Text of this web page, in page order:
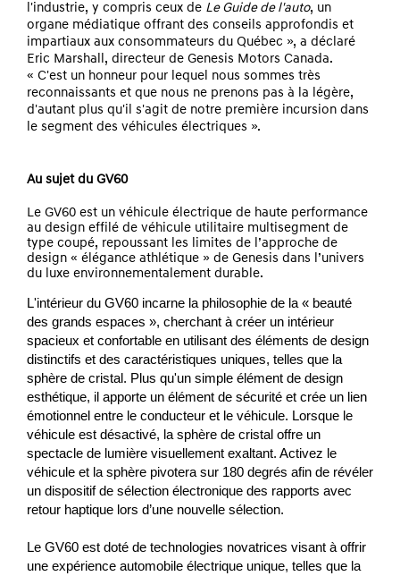
l'industrie, y compris ceux de Le Guide de l'auto, un
organe médiatique offrant des conseils approfondis et
impartiaux aux consommateurs du Québec », a déclaré
Eric Marshall, directeur de Genesis Motors Canada.
« C'est un honneur pour lequel nous sommes très
reconnaissants et que nous ne prenons pas à la légère,
d'autant plus qu'il s'agit de notre première incursion dans
le segment des véhicules électriques ».
Au sujet du GV60
Le GV60 est un véhicule électrique de haute performance
au design effilé de véhicule utilitaire multisegment de
type coupé, repoussant les limites de l’approche de
design « élégance athlétique » de Genesis dans l’univers
du luxe environnementalement durable.
L'intérieur du GV60 incarne la philosophie de la « beauté
des grands espaces », cherchant à créer un intérieur
spacieux et confortable en utilisant des éléments de design
distinctifs et des caractéristiques uniques, telles que la
sphère de cristal. Plus qu'un simple élément de design
esthétique, il apporte un élément de sécurité et crée un lien
émotionnel entre le conducteur et le véhicule. Lorsque le
véhicule est désactivé, la sphère de cristal offre un
spectacle de lumière visuellement exaltant. Activez le
véhicule et la sphère pivotera sur 180 degrés afin de révéler
un dispositif de sélection électronique des rapports avec
retour haptique lors d’une nouvelle sélection.
Le GV60 est doté de technologies novatrices visant à offrir
une expérience automobile électrique unique, telles que la